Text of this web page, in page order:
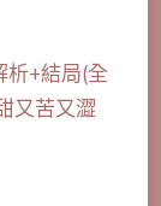
+結局(全
又苦又澀